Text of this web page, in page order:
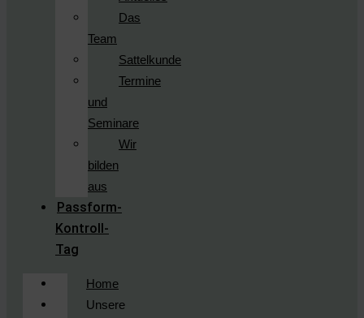
Das
Team
Sattelkunde
Termine
und
Seminare
Wir
bilden
aus
Passform-
Kontroll-
Tag
Home
Unsere